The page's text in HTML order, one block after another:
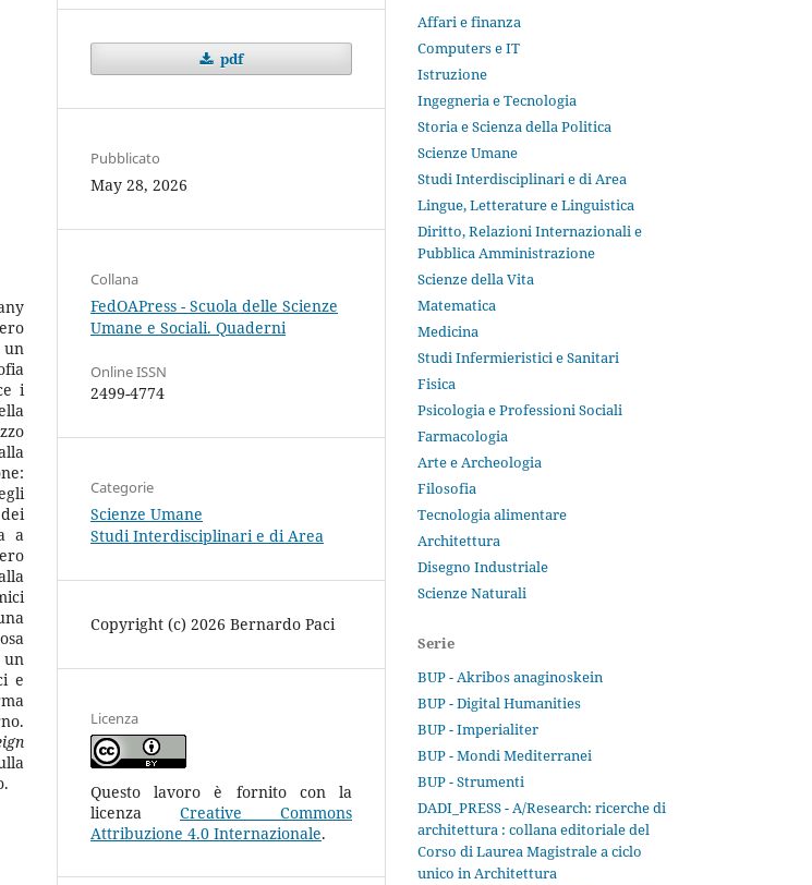
un
i
a
un
e
pdf
Pubblicato
May 28, 2026
Collana
FedOAPress - Scuola delle Scienze
Umane e Sociali. Quaderni
Online ISSN
2499-4774
Categorie
Scienze Umane
Studi Interdisciplinari e di Area
Copyright (c) 2026 Bernardo Paci
Licenza
Questo lavoro è fornito con la
licenza Creative Commons
Attribuzione 4.0 Internazionale.
Affari e finanza
Computers e IT
Istruzione
Ingegneria e Tecnologia
Storia e Scienza della Politica
Scienze Umane
Studi Interdisciplinari e di Area
Lingue, Letterature e Linguistica
Diritto, Relazioni Internazionali e
Pubblica Amministrazione
Scienze della Vita
Matematica
Medicina
Studi Infermieristici e Sanitari
Fisica
Psicologia e Professioni Sociali
Farmacologia
Arte e Archeologia
Filosofia
Tecnologia alimentare
Architettura
Disegno Industriale
Scienze Naturali
Serie
BUP - Akribos anaginoskein
BUP - Digital Humanities
BUP - Imperialiter
BUP - Mondi Mediterranei
BUP - Strumenti
DADI_PRESS - A/Research: ricerche di
architettura : collana editoriale del
Corso di Laurea Magistrale a ciclo
unico in Architettura